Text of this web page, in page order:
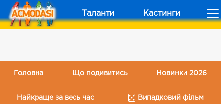
Таланти Кастинги
Головна Що подивитись Новинки 2026
Найкраще за весь час Випадковий фільм